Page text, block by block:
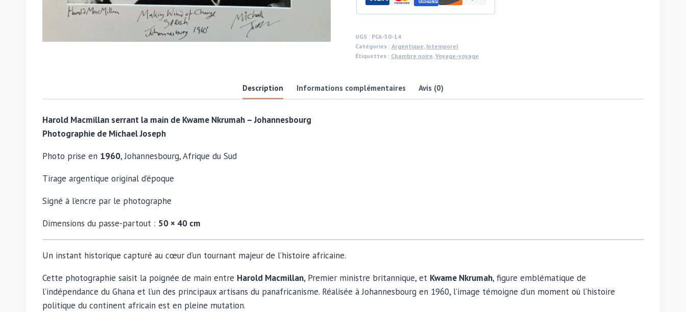
Wind
of
Change
Michael
UGS : PCA-50-14
Catégories : Argentique, Intemporel
Étiquettes : Chambre noire,Voyage-voyage
Description Informations complémentaires Avis (0)
Harold Macmillan serrant la main de Kwame Nkrumah – Johannesbourg
Photographie de Michael Joseph
Photo prise en 1960, Johannesbourg, Afrique du Sud
Tirage argentique original d’époque
Signé à l’encre par le photographe
Dimensions du passe-partout : 50 × 40 cm
Un instant historique capturé au cœur d’un tournant majeur de l’histoire africaine.
Cette photographie saisit la poignée de main entre Harold Macmillan, Premier ministre britannique, et Kwame Nkrumah, figure emblématique de
l’indépendance du Ghana et l’un des principaux artisans du panafricanisme. Réalisée à Johannesbourg en 1960, l’image témoigne d’un moment où l’histoire
politique du continent africain est en pleine mutation.